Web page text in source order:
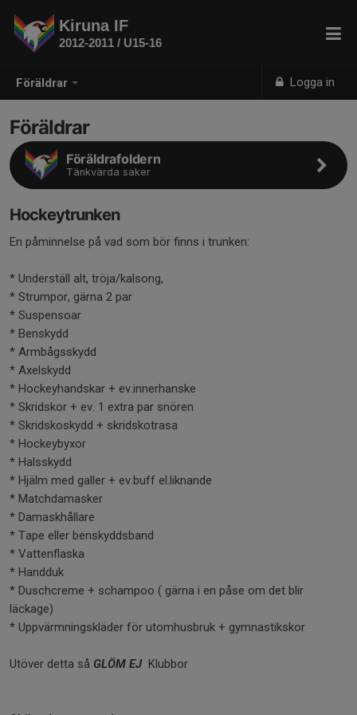
Föräldrar Logga in
Kiruna IF
2012-2011 / U15-16
Föräldrar
Föräldrafoldern
Tänkvärda saker
Hockeytrunken
En påminnelse på vad som bör finns i trunken:
* Underställ alt, tröja/kalsong,
* Strumpor, gärna 2 par
* Suspensoar
* Benskydd
* Armbågsskydd
* Axelskydd
* Hockeyhandskar + ev.innerhanske
* Skridskor + ev. 1 extra par snören
* Skridskoskydd + skridskotrasa
* Hockeybyxor
* Halsskydd
* Hjälm med galler + ev.buff el.liknande
* Matchdamasker
* Damaskhållare
* Tape eller benskyddsband
* Vattenflaska
* Handduk
* Duschcreme + schampoo ( gärna i en påse om det blir
läckage)
* Uppvärmningskläder för utomhusbruk + gymnastikskor
Utöver detta så GLÖM EJ Klubbor